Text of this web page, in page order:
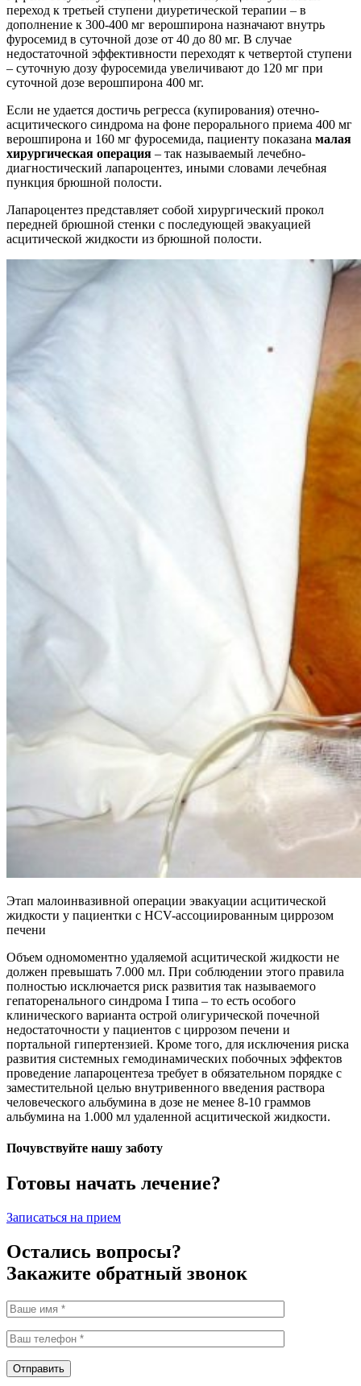
переход к третьей ступени диуретической терапии – в
дополнение к 300-400 мг верошпирона назначают внутрь
фуросемид в суточной дозе от 40 до 80 мг. В случае
недостаточной эффективности переходят к четвертой ступени
– суточную дозу фуросемида увеличивают до 120 мг при
суточной дозе верошпирона 400 мг.
Если не удается достичь регресса (купирования) отечно-
асцитического синдрома на фоне перорального приема 400 мг
верошпирона и 160 мг фуросемида, пациенту показана малая
хирургическая операция – так называемый лечебно-
диагностический лапароцентез, иными словами лечебная
пункция брюшной полости.
Лапароцентез представляет собой хирургический прокол
передней брюшной стенки с последующей эвакуацией
асцитической жидкости из брюшной полости.
Этап малоинвазивной операции эвакуации асцитической
жидкости у пациентки с HCV-ассоциированным циррозом
печени
Объем одномоментно удаляемой асцитической жидкости не
должен превышать 7.000 мл. При соблюдении этого правила
полностью исключается риск развития так называемого
гепаторенального синдрома I типа – то есть особого
клинического варианта острой олигурической почечной
недостаточности у пациентов с циррозом печени и
портальной гипертензией. Кроме того, для исключения риска
развития системных гемодинамических побочных эффектов
проведение лапароцентеза требует в обязательном порядке с
заместительной целью внутривенного введения раствора
человеческого альбумина в дозе не менее 8-10 граммов
альбумина на 1.000 мл удаленной асцитической жидкости.
Почувствуйте нашу заботу
Готовы начать лечение?
Записаться на прием
Остались вопросы?
Закажите обратный звонок
Отправить